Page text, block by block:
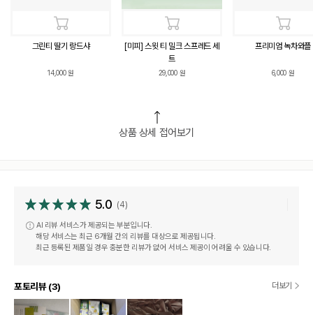
그린티 딸기 랑드샤
14,000원
[미피] 스윗 티 밀크 스프레드 세
트
29,000 원
프리미엄 녹차와플
6,000 원
상품 상세 접어보기
5.0 (4)
AI 리뷰 서비스가 제공되는 부분입니다.
해당 서비스는 최근 6개월 간의 리뷰를 대상으로 제공됩니다.
최근 등록된 제품일 경우 충분한 리뷰가 없어 서비스 제공이 어려울 수 있습니다.
포토리뷰 (3) 더보기